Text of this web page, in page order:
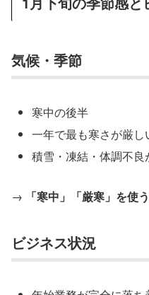
気候・季節
寒中の後半
一年で最も寒さが厳し
積雪・凍結・体調不良
→ 「寒中」「厳寒」を使
ビジネス状況